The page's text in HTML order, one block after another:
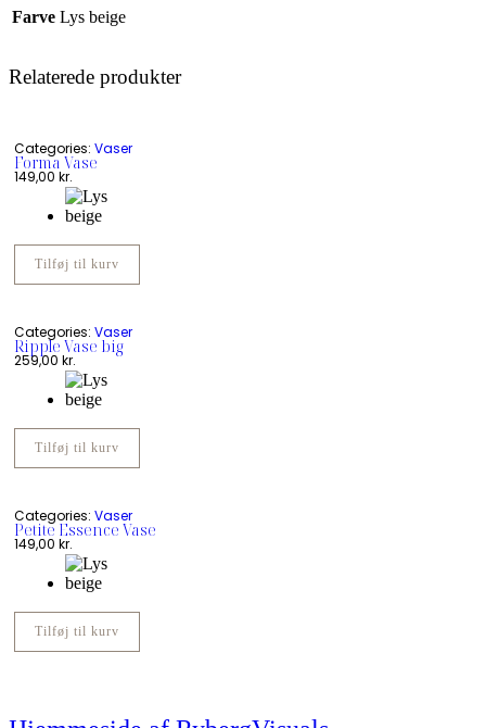
Farve Lys beige
Relaterede produkter
Categories: Vaser
Forma Vase
149,00 kr.
Tilføj til kurv
Categories: Vaser
Ripple Vase big
259,00 kr.
Tilføj til kurv
Categories: Vaser
Petite Essence Vase
149,00 kr.
Tilføj til kurv